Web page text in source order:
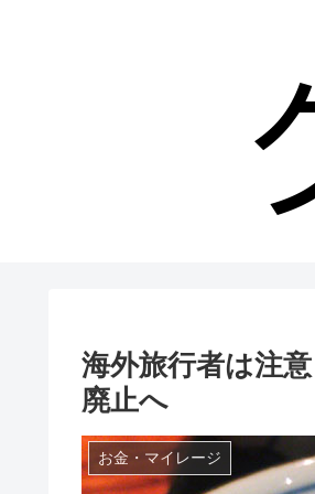
海外旅行者は注
廃止へ
お金・マイレージ